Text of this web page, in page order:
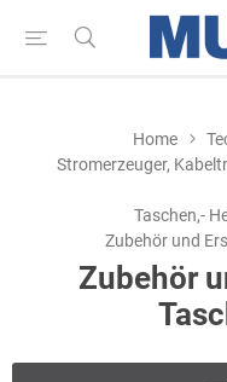
Home
Stromerzeuger,
Taschen,-
Zubehör und
Zubehör